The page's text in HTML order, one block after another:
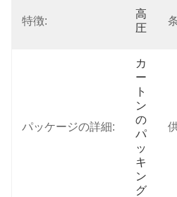
特徴:
高
圧
パッケージの詳細:
カ
ー
ト
ン
の
パ
ッ
キ
ン
グ